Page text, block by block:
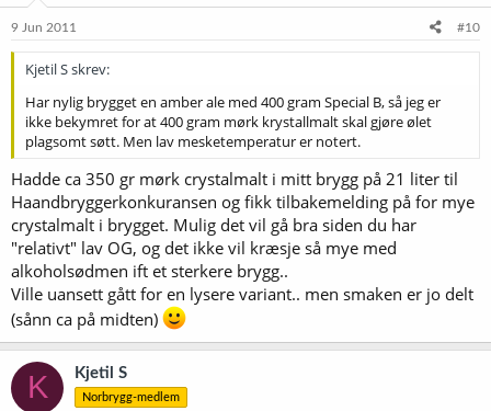
9 Jun 2011 #10
Kjetil S skrev:
Har nylig brygget en amber ale med 400 gram Special B, så jeg er
ikke bekymret for at 400 gram mørk krystallmalt skal gjøre ølet
plagsomt søtt. Men lav mesketemperatur er notert.
Hadde ca 350 gr mørk crystalmalt i mitt brygg på 21 liter til
Haandbryggerkonkuransen og fikk tilbakemelding på for mye
crystalmalt i brygget. Mulig det vil gå bra siden du har
"relativt" lav OG, og det ikke vil kræsje så mye med
alkoholsødmen ift et sterkere brygg..
Ville uansett gått for en lysere variant.. men smaken er jo delt
(sånn ca på midten)
K Kjetil S
Norbrygg-medlem